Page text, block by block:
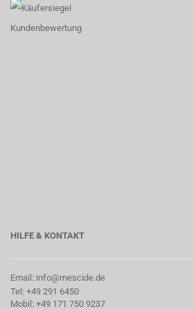
HILFE & KONTAKT
Email: info@mescide.de
Tel: +49 291 6450
Mobil: +49 171 750 9237